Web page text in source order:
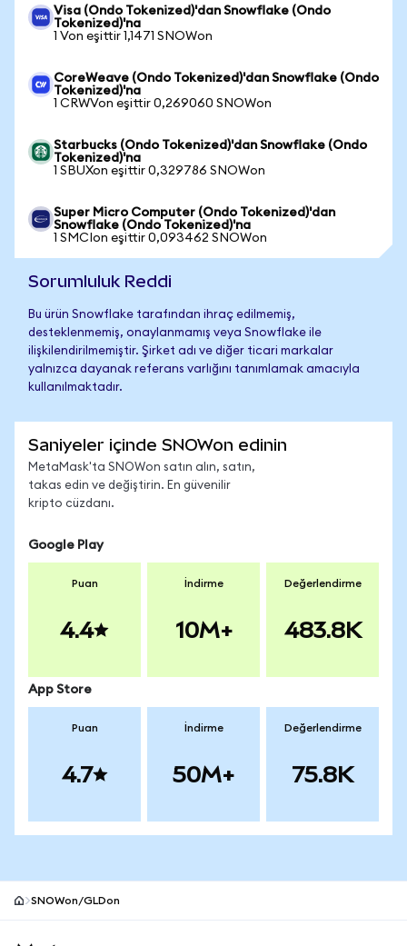
Visa (Ondo Tokenized)'dan Snowflake (Ondo
Tokenized)'na
1 Von eşittir 1,1471 SNOWon
CoreWeave (Ondo Tokenized)'dan Snowflake (Ondo
Tokenized)'na
1 CRWVon eşittir 0,269060 SNOWon
Starbucks (Ondo Tokenized)'dan Snowflake (Ondo
Tokenized)'na
1 SBUXon eşittir 0,329786 SNOWon
Super Micro Computer (Ondo Tokenized)'dan
Snowflake (Ondo Tokenized)'na
1 SMCIon eşittir 0,093462 SNOWon
Sorumluluk Reddi
Bu ürün Snowflake tarafından ihraç edilmemiş,
desteklenmemiş, onaylanmamış veya Snowflake ile
ilişkilendirilmemiştir. Şirket adı ve diğer ticari markalar
yalnızca dayanak referans varlığını tanımlamak amacıyla
kullanılmaktadır.
Saniyeler içinde SNOWon edinin
MetaMask'ta SNOWon satın alın, satın,
takas edin ve değiştirin. En güvenilir
kripto cüzdanı.
Google Play
Puan
4.4
İndirme
10M+
Değerlendirme
483.8K
App Store
Puan
4.7
İndirme
50M+
Değerlendirme
75.8K
SNOWon/GLDon